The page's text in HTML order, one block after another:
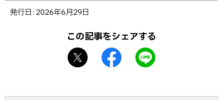
ト
ッ
発行日: 2026年6月29日
この記事をシェアする